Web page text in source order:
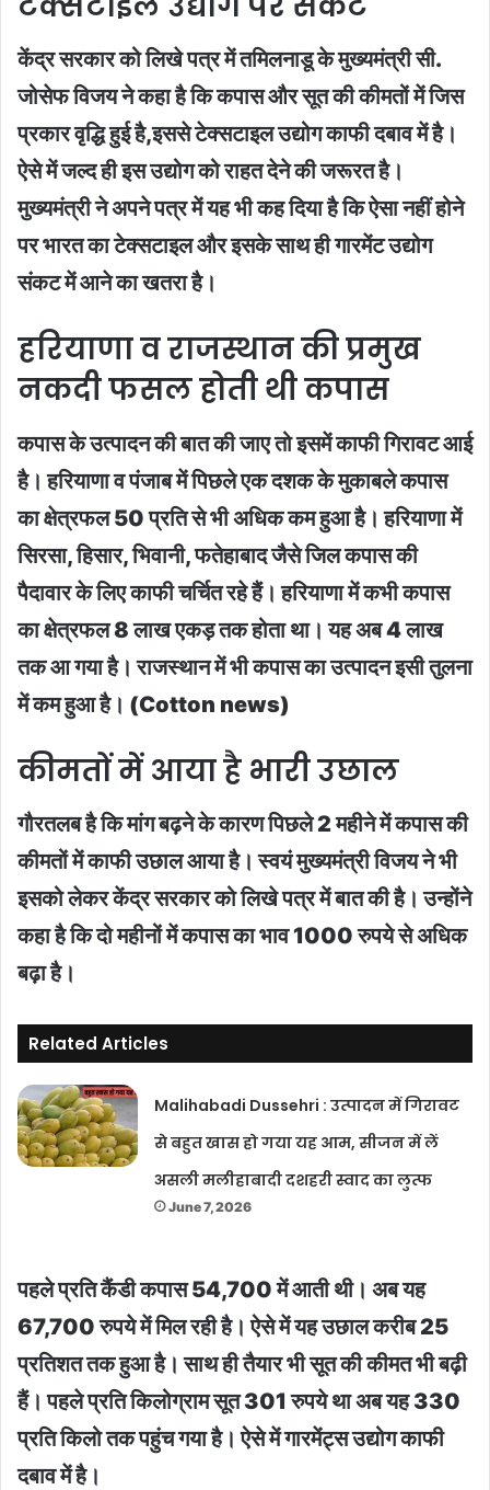
केंद्र सरकार को लिखे पत्र में तमिलनाडू के मुख्यमंत्री सी.
जोसेफ विजय ने कहा है कि कपास और सूत की कीमतों में जिस
प्रकार वृद्धि हुई है,इससे टेक्सटाइल उद्योग काफी दबाव में है।
ऐसे में जल्द ही इस उद्योग को राहत देने की जरूरत है।
मुख्यमंत्री ने अपने पत्र में यह भी कह दिया है कि ऐसा नहीं होने
पर भारत का टेक्सटाइल और इसके साथ ही गारमेंट उद्योग
संकट में आने का खतरा है।
हरियाणा व राजस्थान की प्रमुख
नकदी फसल होती थी कपास
कपास के उत्पादन की बात की जाए तो इसमें काफी गिरावट आई
है। हरियाणा व पंजाब में पिछले एक दशक के मुकाबले कपास
का क्षेत्रफल 50 प्रति से भी अधिक कम हुआ है। हरियाणा में
सिरसा, हिसार, भिवानी, फतेहाबाद जैसे जिल कपास की
पैदावार के लिए काफी चर्चित रहे हैं। हरियाणा में कभी कपास
का क्षेत्रफल 8 लाख एकड़ तक होता था। यह अब 4 लाख
तक आ गया है। राजस्थान में भी कपास का उत्पादन इसी तुलना
में कम हुआ है। (Cotton news)
कीमतों में आया है भारी उछाल
गौरतलब है कि मांग बढ़ने के कारण पिछले 2 महीने में कपास की
कीमतों में काफी उछाल आया है। स्वयं मुख्यमंत्री विजय ने भी
इसको लेकर केंद्र सरकार को लिखे पत्र में बात की है। उन्होंने
कहा है कि दो महीनों में कपास का भाव 1000 रुपये से अधिक
बढ़ा है।
Related Articles
Malihabadi Dussehri : उत्पादन में गिरावट
से बहुत खास हो गया यह आम, सीजन में लें
असली मलीहाबादी दशहरी स्वाद का लुत्फ
June 7, 2026
पहले प्रति कैंडी कपास 54,700 में आती थी। अब यह
67,700 रुपये में मिल रही है। ऐसे में यह उछाल करीब 25
प्रतिशत तक हुआ है। साथ ही तैयार भी सूत की कीमत भी बढ़ी
हैं। पहले प्रति किलोग्राम सूत 301 रुपये था अब यह 330
प्रति किलो तक पहुंच गया है। ऐसे में गारमेंट्स उद्योग काफी
दबाव में है।